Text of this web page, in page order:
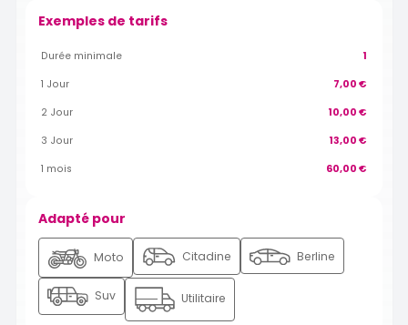
Exemples de tarifs
Durée minimale 1
1 Jour 7,00 €
2 Jour 10,00 €
3 Jour 13,00 €
1 mois 60,00 €
Adapté pour
Moto Citadine Berline
Suv Utilitaire